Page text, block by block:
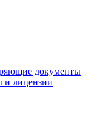
документы
и лицензии